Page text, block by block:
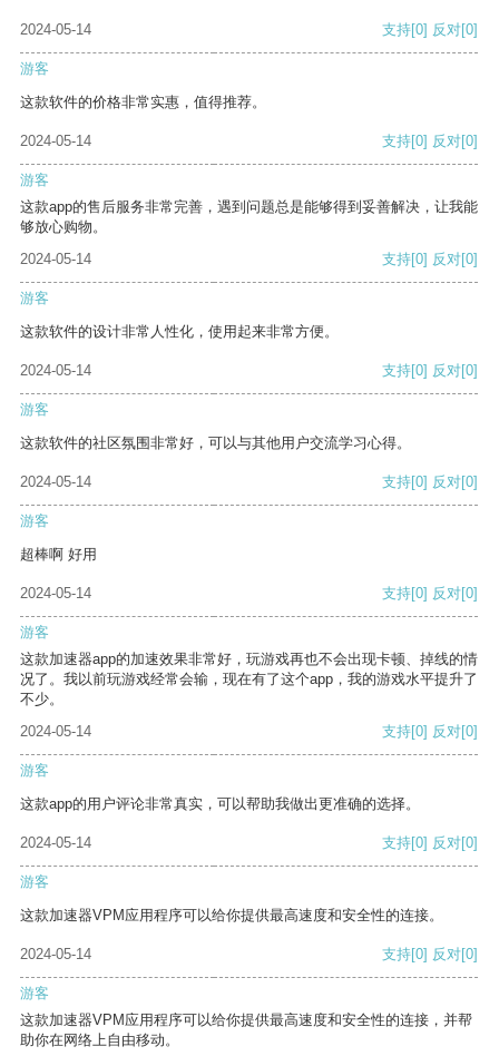
2024-05-14 支持[0] 反对[0]
游客
这款软件的价格非常实惠，值得推荐。
2024-05-14 支持[0] 反对[0]
游客
这款app的售后服务非常完善，遇到问题总是能够得到妥善解决，让我能
够放心购物。
2024-05-14
支持[0] 反对[0]
游客
这款软件的设计非常人性化，使用起来非常方便。
2024-05-14 支持[0] 反对[0]
游客
这款软件的社区氛围非常好，可以与其他用户交流学习心得。
2024-05-14 支持[0] 反对[0]
游客
超棒啊 好用
2024-05-14 支持[0] 反对[0]
游客
这款加速器app的加速效果非常好，玩游戏再也不会出现卡顿、掉线的情
况了。我以前玩游戏经常会输，现在有了这个app，我的游戏水平提升了
不少。
2024-05-14
支持[0] 反对[0]
游客
这款app的用户评论非常真实，可以帮助我做出更准确的选择。
2024-05-14 支持[0] 反对[0]
游客
这款加速器VPM应用程序可以给你提供最高速度和安全性的连接。
2024-05-14 支持[0] 反对[0]
游客
这款加速器VPM应用程序可以给你提供最高速度和安全性的连接，并帮
助你在网络上自由移动。